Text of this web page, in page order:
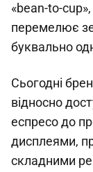
«bean-to-
перемелює
буквально
Сьогодні
відносно
еспресо до
дисплеями,
складними